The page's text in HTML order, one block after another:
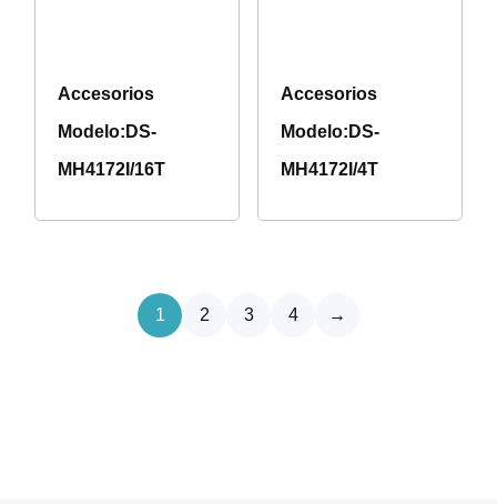
Accesorios
Modelo:DS-
MH4172I/16T
Accesorios
Modelo:DS-
MH4172I/4T
1 2 3 4 →